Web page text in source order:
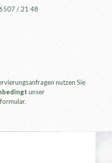
/ 21 48
nutzen Sie
unser